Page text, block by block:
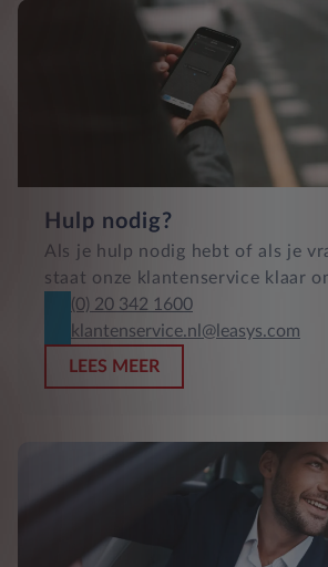
Hulp nodig?
Als je hulp nodig hebt of als je
staat onze klantenservice klaar
(0) 20 342 1600
klantenservice.nl@leasys.com
LEES MEER